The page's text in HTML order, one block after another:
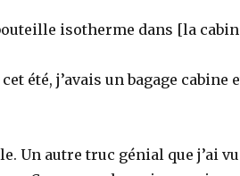
isotherme dans [la
été, j’avais un bagage cabine
Un autre truc génial que j’ai